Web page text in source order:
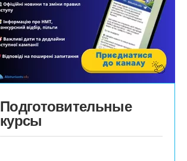
Подготовительные
курсы